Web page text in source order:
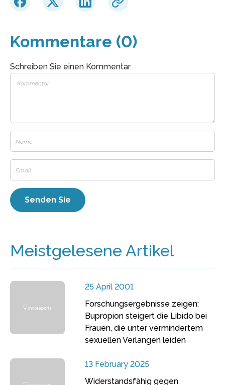
Kommentare (0)
Schreiben Sie einen Kommentar
Meistgelesene Artikel
25 April 2001
Forschungsergebnisse zeigen:
Bupropion steigert die Libido bei
Frauen, die unter vermindertem
sexuellen Verlangen leiden
13 February 2025
Widerstandsfähig gegen